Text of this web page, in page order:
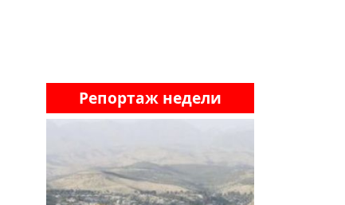
Репортаж недели